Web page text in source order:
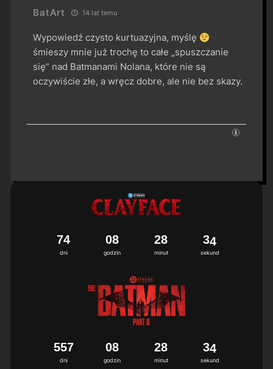
BatArt 14 lat temu
Wypowiedź czysto kurtuazyjna, myślę
śmieszy mnie już trochę to całe „spuszczanie
się” nad Batmanami Nolana, które nie są
oczywiście złe, a wręcz dobre, ale nie bez skazy.
dni
74
godzin
08
minut
28
sekund
33
4
dni
557
godzin
08
minut
28
sekund
33
4